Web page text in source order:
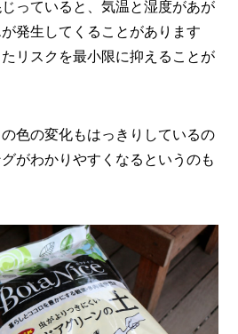
っていると、気温と湿度があが
発生してくることがあります
リスクを最小限に抑えることが
色の変化もはっきりしているの
がわかりやすくなるというのも